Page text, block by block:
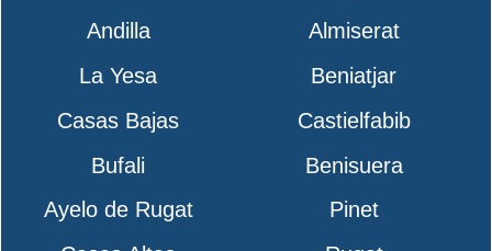
Andilla
Almiserat
La Yesa
Beniatjar
Casas Bajas
Castielfabib
Bufali
Benisuera
Ayelo de Rugat
Pinet